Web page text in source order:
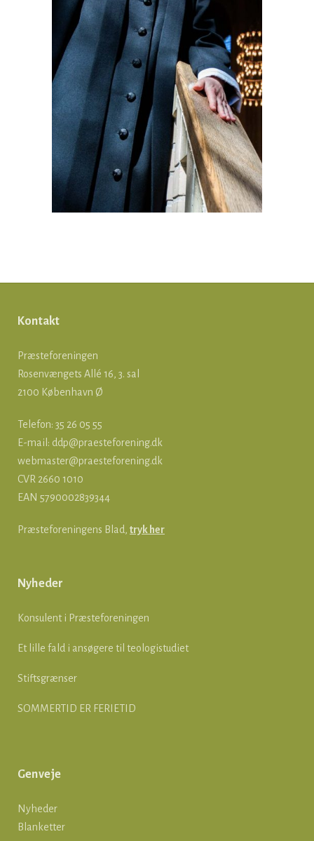
Kontakt
Præsteforeningen
Rosenvængets Allé 16, 3. sal
2100 København Ø
Telefon: 35 26 05 55
E-mail: ddp@praesteforening.dk
webmaster@praesteforening.dk
CVR 2660 1010
EAN 5790002839344
Præsteforeningens Blad, tryk her
Nyheder
Konsulent i Præsteforeningen
Et lille fald i ansøgere til teologistudiet
Stiftsgrænser
SOMMERTID ER FERIETID
Genveje
Nyheder
Blanketter